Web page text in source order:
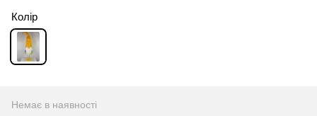
Колір
Немає в наявності